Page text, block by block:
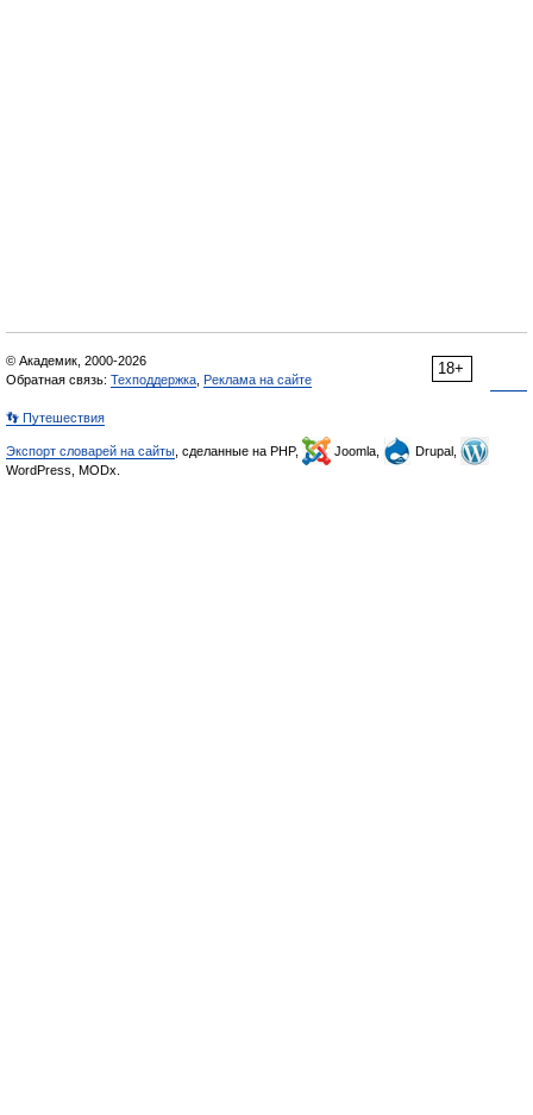
18+
© Академик, 2000-2026
Обратная связь: Техподдержка Реклама на сайте
👣 Путешествия
Экспорт словарей на сайты , сделанные на PHP, Joomla,
Drupal,
WordPress, MODx.